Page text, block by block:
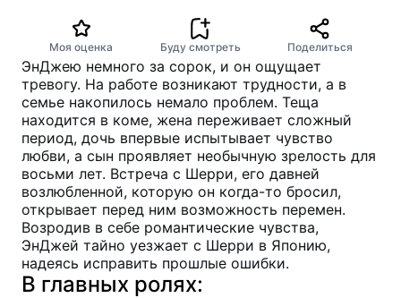
Моя оценка Буду смотреть Поделиться
ЭнДжею немного за сорок, и он ощущает
тревогу. На работе возникают трудности, а в
семье накопилось немало проблем. Теща
находится в коме, жена переживает сложный
период, дочь впервые испытывает чувство
любви, а сын проявляет необычную зрелость для
восьми лет. Встреча с Шерри, его давней
возлюбленной, которую он когда-то бросил,
открывает перед ним возможность перемен.
Возродив в себе романтические чувства,
ЭнДжей тайно уезжает с Шерри в Японию,
надеясь исправить прошлые ошибки.
В главных ролях: